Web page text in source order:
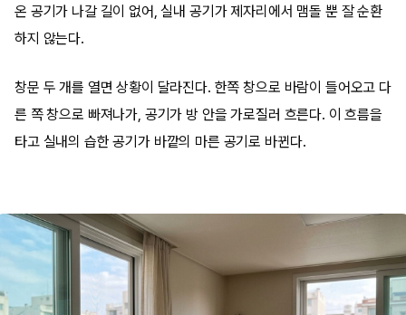
온 공기가 나갈 길이 없어, 실내 공기가 제자리에서 맴돌 뿐 잘 순환
하지 않는다.
창문 두 개를 열면 상황이 달라진다. 한쪽 창으로 바람이 들어오고 다
른 쪽 창으로 빠져나가, 공기가 방 안을 가로질러 흐른다. 이 흐름을
타고 실내의 습한 공기가 바깥의 마른 공기로 바뀐다.